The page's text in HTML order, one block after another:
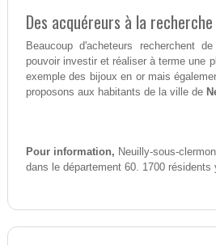
Des acquéreurs à la
Beaucoup d'acheteurs recherchent
pouvoir investir et réaliser à terme une
exemple des bijoux en or mais
proposons aux habitants de la ville de
Pour information, Neuilly-sous-
dans le département 60. 1700 résidents